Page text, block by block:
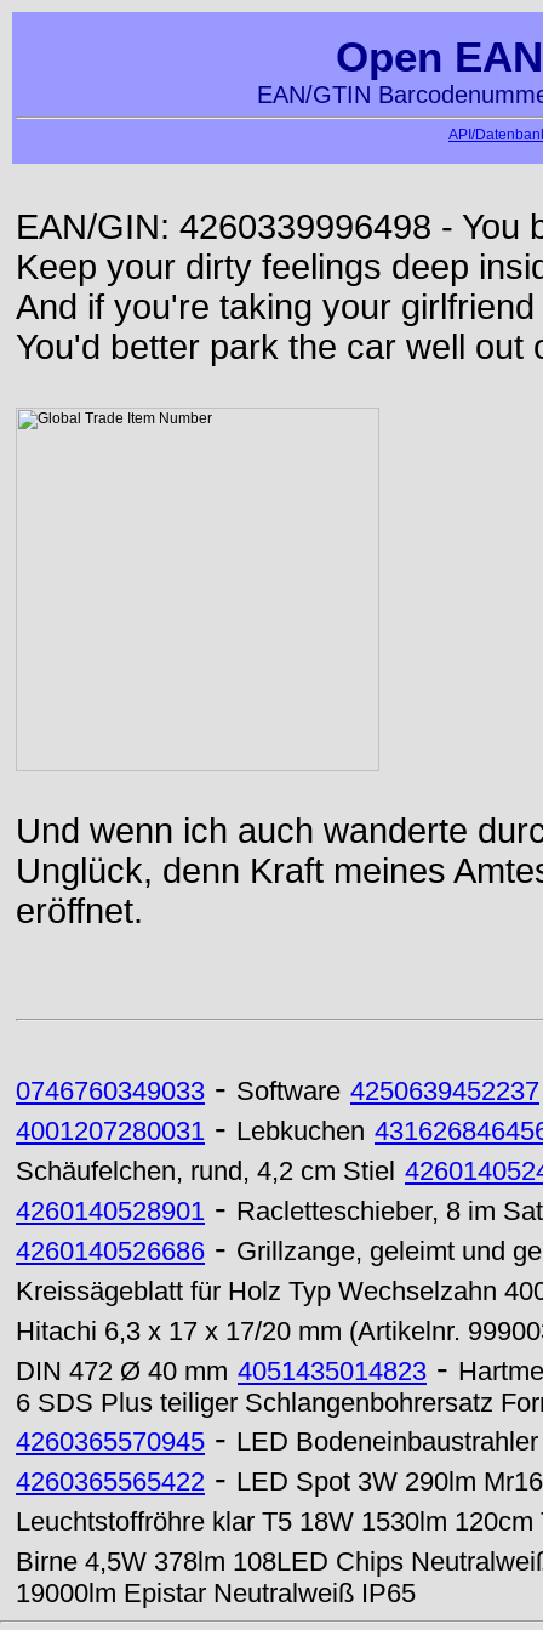
Open
EAN/GTIN
API/
EAN/GIN: 4260339996498 - You
Keep your dirty feelings deep
And if you're taking your
You'd better park the car well out
Und wenn ich auch wanderte
Unglück, denn Kraft meines
eröffnet.
0746760349033 - Software 4250639452237
4001207280031 - Lebkuchen
Schäufelchen, rund, 4,2 cm Stiel
4260140528901 - Racletteschieber, 8 im
4260140526686 - Grillzange, geleimt und
Kreissägeblatt für Holz Typ Wechselzahn
Hitachi 6,3 x 17 x 17/20 mm (Artikelnr.
DIN 472 Ø 40 mm 4051435014823 -
6 SDS Plus teiliger Schlangenbohrersatz
4260365570945 - LED
4260365565422 - LED Spot 3W 290lm
Leuchtstoffröhre klar T5 18W 1530lm 120cm
Birne 4,5W 378lm 108LED Chips
19000lm Epistar Neutralweiß IP65